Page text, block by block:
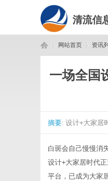
清流信
网站首页 资讯
一场全国
摘要: 设计+大家居
白斑会自己慢慢消
设计+大家居时代
平台，已成为大家